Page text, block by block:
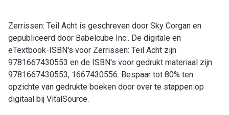
Zerrissen: Teil Acht is geschreven door Sky Corgan en
gepubliceerd door Babelcube Inc.. De digitale en
eTextbook-ISBN's voor Zerrissen: Teil Acht zijn
9781667430553 en de ISBN's voor gedrukt materiaal zijn
9781667430553, 1667430556. Bespaar tot 80% ten
opzichte van gedrukte boeken door over te stappen op
digitaal bij VitalSource.